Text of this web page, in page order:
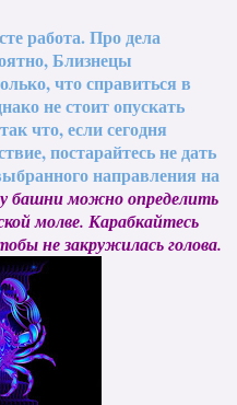
работа. Про дела
Близнецы
что справиться в
не стоит опускать
что, если сегодня
постарайтесь не дать
направления на
башни можно определить
молве. Карабкайтесь
не закружилась голова.